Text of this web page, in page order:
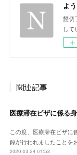
よ
懇切
して
関連記事
医療滞在ビザに係る
この度、医療滞在ビザに
録が行われましたことを
2020.03.24 01:53